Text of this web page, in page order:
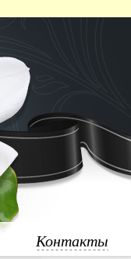
Контакты